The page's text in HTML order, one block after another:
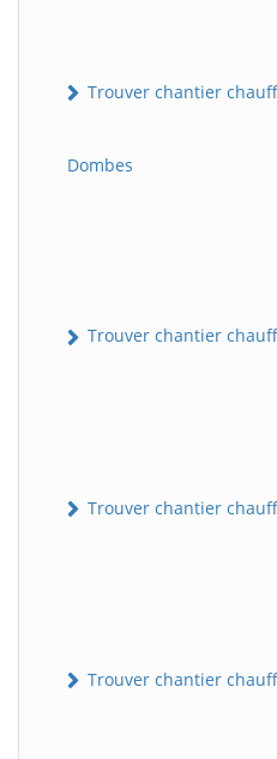
Trouver chantier
Dombes
Trouver chantier
Trouver chantier
Trouver chantier